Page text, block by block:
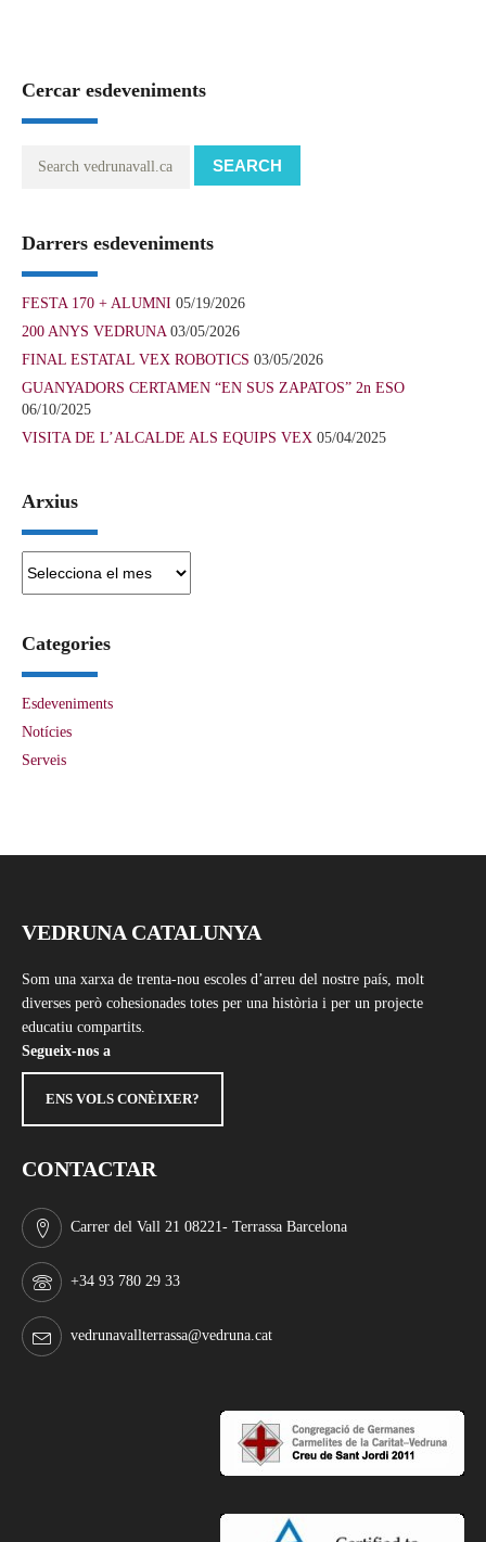
Cercar esdeveniments
SEARCH
Darrers esdeveniments
FESTA 170 + ALUMNI 05/19/2026
200 ANYS VEDRUNA 03/05/2026
FINAL ESTATAL VEX ROBOTICS 03/05/2026
GUANYADORS CERTAMEN “EN SUS ZAPATOS” 2n ESO
06/10/2025
VISITA DE L’ALCALDE ALS EQUIPS VEX 05/04/2025
Arxius
Categories
Esdeveniments
Notícies
Serveis
VEDRUNA CATALUNYA
Som una xarxa de trenta-nou escoles d’arreu del nostre país, molt
diverses però cohesionades totes per una història i per un projecte
educatiu compartits.
Segueix-nos a
ENS VOLS CONÈIXER?
CONTACTAR
Carrer del Vall 21 08221- Terrassa Barcelona
+34 93 780 29 33
vedrunavallterrassa@vedruna.cat